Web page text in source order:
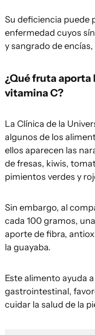
Su deficiencia puede
enfermedad cuyos
y sangrado de
¿Qué fruta aporta
vitamina C?
La Clínica de la
algunos de los
ellos aparecen las
de fresas, kiwis,
pimientos verdes y
Sin embargo, al
cada 100 gramos,
aporte de fibra,
la guayaba.
Este alimento ayuda
gastrointestinal,
cuidar la salud de la